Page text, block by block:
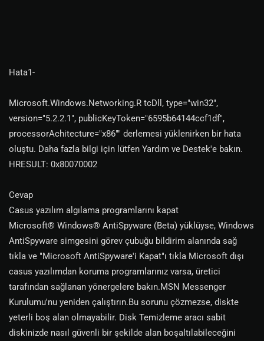
Hata1-
Microsoft.Windows.Networking.R tcDll, type="win32",
version="5.2.2.1", publicKeyToken="6595b64144ccf1df",
processorAchitecture="x86"" derlemesi yüklenirken bir hata
oluştu. Daha fazla bilgi için lütfen Yardım ve Destek'e bakın.
HRESULT: 0x80070002
Cevap
Casus yazılım algılama programlarını kapat
Microsoft® Windows® AntiSpyware (Beta) yüklüyse, Windows
AntiSpyware simgesini görev çubuğu bildirim alanında sağ
tıkla ve "Microsoft AntiSpyware'i Kapat"ı tıkla Microsoft dışı
casus yazılımdan koruma programlarınız varsa, üretici
tarafından sağlanan yönergelere bakın.MSN Messenger
Kurulumu'nu yeniden çalıştırın.Bu sorunu çözmezse, diskte
yeterli boş alan olmayabilir. Disk Temizleme aracı sabit
diskinizde nasıl güvenli bir şekilde alan boşaltılabileceğini